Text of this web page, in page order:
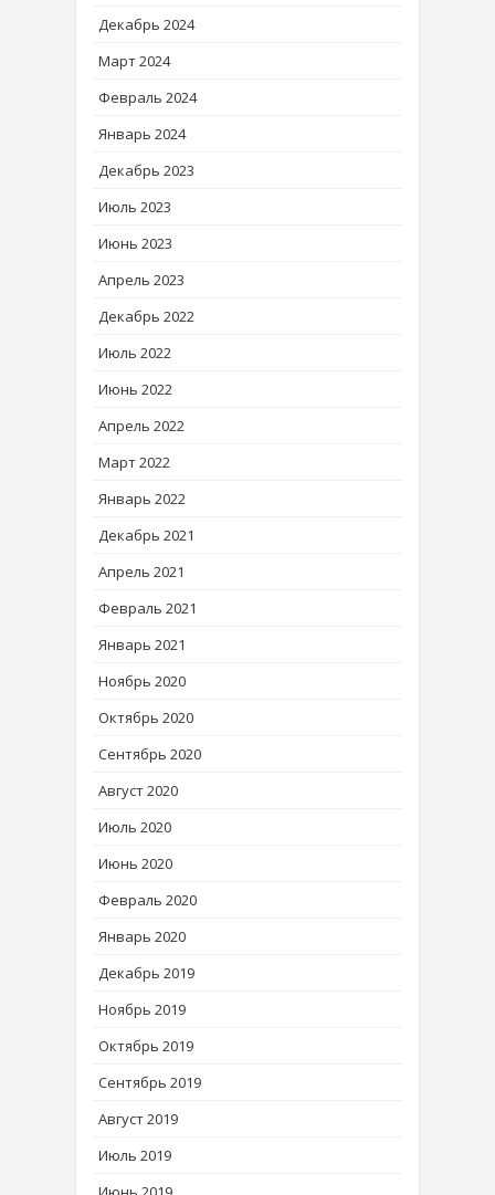
Декабрь 2024
Март 2024
Февраль 2024
Январь 2024
Декабрь 2023
Июль 2023
Июнь 2023
Апрель 2023
Декабрь 2022
Июль 2022
Июнь 2022
Апрель 2022
Март 2022
Январь 2022
Декабрь 2021
Апрель 2021
Февраль 2021
Январь 2021
Ноябрь 2020
Октябрь 2020
Сентябрь 2020
Август 2020
Июль 2020
Июнь 2020
Февраль 2020
Январь 2020
Декабрь 2019
Ноябрь 2019
Октябрь 2019
Сентябрь 2019
Август 2019
Июль 2019